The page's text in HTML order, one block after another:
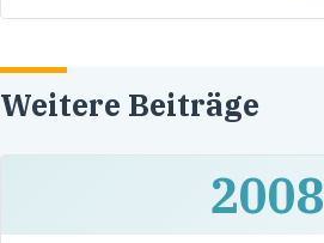
Weitere Beiträge
2008